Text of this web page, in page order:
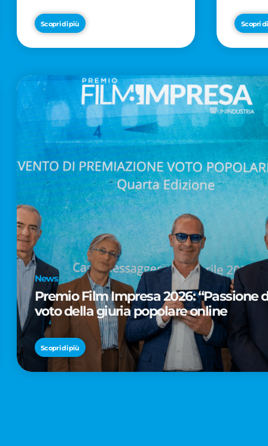
e le prestigiose
partnership con Radio
Italia e Live Nation
Scopri di più Scopri
News
Premio Film Impresa 2026: “Passione
voto della giuria popolare online
Scopri di più